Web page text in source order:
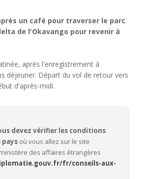
un café pour traverser le parc
de l'Okavango pour revenir à
après l'enregistrement à
déjeuner. Départ du vol de retour vers
d'après-midi.
devez vérifier les conditions
pays où vous allez sur le site
des affaires étrangères
fr/conseils-aux-